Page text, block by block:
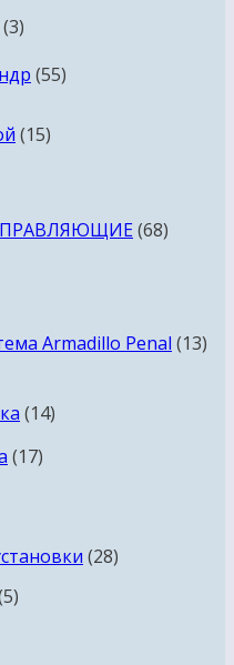
33
5555
1515
68
Armadillo Penal 13
1414
1717
2828
55